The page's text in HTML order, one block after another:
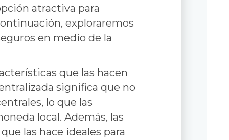
atractiva para
exploraremos
en medio de la
que las hacen
significa que no
lo que las
local. Además, las
las hace ideales para